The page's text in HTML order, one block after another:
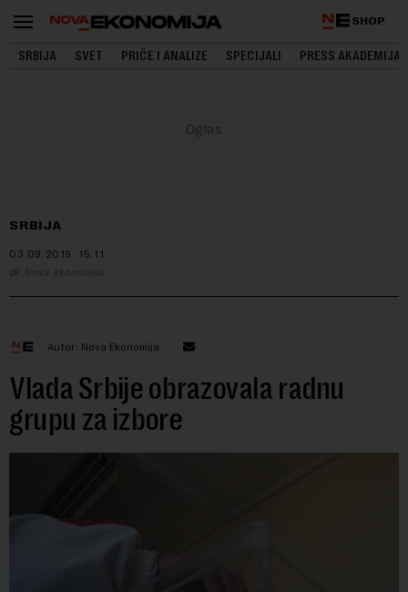
SHOP
SRBIJA SVET PRIČE I ANALIZE SPECIJALI PRESS AKADEMIJA
SRBIJA
03.09.2019. 15:11
Nova ekonomija
Autor: Nova Ekonomija
Vlada Srbije obrazovala radnu
grupu za izbore